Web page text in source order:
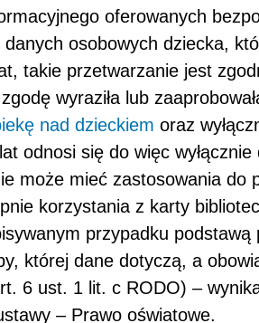
oferowanych
osobowych dziecka,
takie przetwarzanie jest
wyraziła lub
nad dzieckiem oraz
odnosi się do więc wyłącznie
może mieć zastosowania do
korzystania z karty
przypadku
której dane dotyczą, a
6 ust. 1 lit. c RODO) –
– Prawo oświatowe.